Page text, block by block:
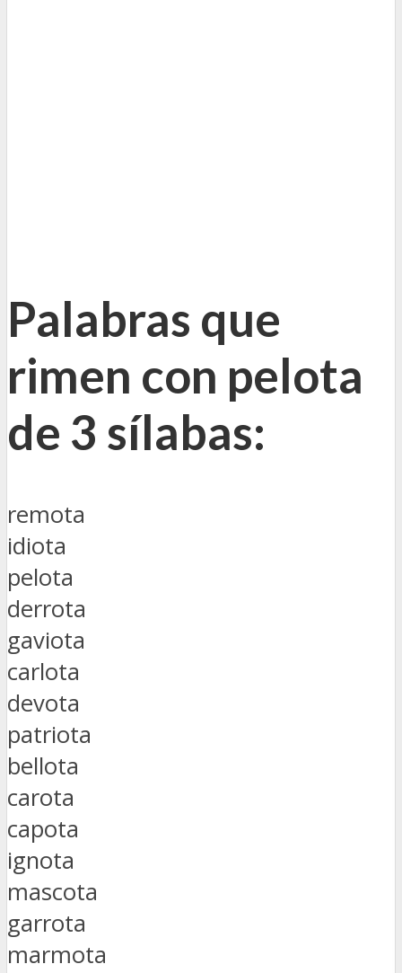
Palabras que
rimen con pelota
de 3 sílabas:
remota
idiota
pelota
derrota
gaviota
carlota
devota
patriota
bellota
carota
capota
ignota
mascota
garrota
marmota